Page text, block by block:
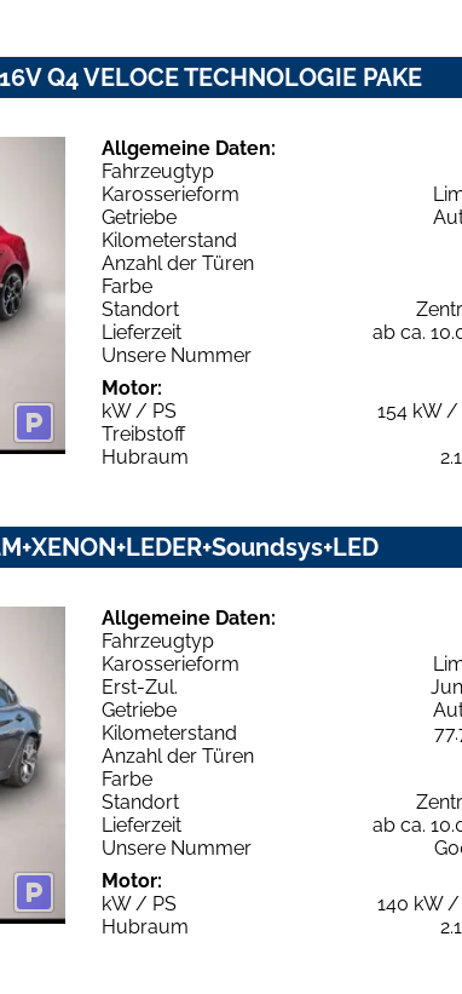
Q4 VELOCE TECHNOLOGIE PAKE
Allgemeine Daten:
Fahrzeugtyp
Karosserieform
Getriebe
Kilometerstand
Anzahl der Türen
Farbe
Standort
Lieferzeit
ab ca.
Unsere Nummer
Motor:
kW / PS
154 kW /
Treibstoff
Hubraum
Allgemeine Daten:
Fahrzeugtyp
Karosserieform
Erst-Zul.
Getriebe
Kilometerstand
Anzahl der Türen
Farbe
Standort
Lieferzeit
ab ca.
Unsere Nummer
Motor:
kW / PS
140 kW /
Hubraum